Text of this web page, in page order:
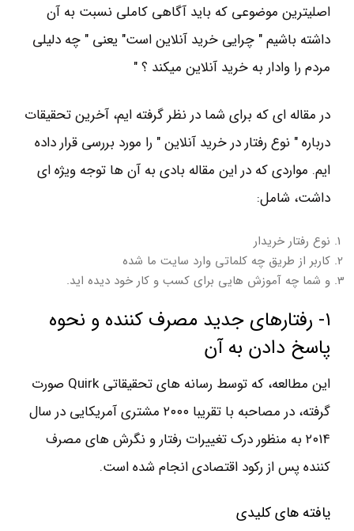
اصلیترین موضوعی که باید آگاهی کاملی نسبت به آن
داشته باشیم " چرایی خرید آنلاین است" یعنی " چه دلیلی
مردم را وادار به خرید آنلاین میکند ؟ "
در مقاله ای که برای شما در نظر گرفته ایم، آخرین تحقیقات
درباره " نوع رفتار در خرید آنلاین " را مورد بررسی قرار داده
ایم. مواردی که در این مقاله بادی به آن ها توجه ویژه ای
داشت، شامل:
نوع رفتار خریدار
کاربر از طریق چه کلماتی وارد سایت ما شده
و شما چه آموزش هایی برای کسب و کار خود دیده اید.
۱- رفتارهای جدید مصرف کننده و نحوه
پاسخ دادن به آن
این مطالعه، که توسط رسانه های تحقیقاتی Quirk صورت
گرفته، در مصاحبه با تقریبا ۲۰۰۰ مشتری آمریکایی در سال
۲۰۱۴ به منظور درک تغییرات رفتار و نگرش های مصرف
کننده پس از رکود اقتصادی انجام شده است.
یافته های کلیدی